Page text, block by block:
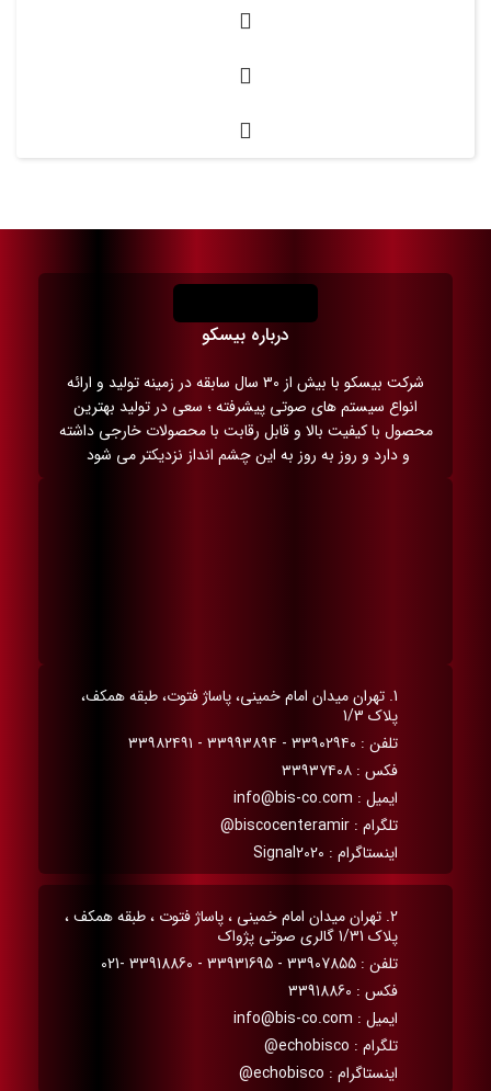
درباره بیسکو
شرکت بیسکو با بیش از 30 سال سابقه در زمینه تولید و ارائه
انواع سیستم های صوتی پیشرفته ؛ سعی در تولید بهترین
محصول با کیفیت بالا و قابل رقابت با محصولات خارجی داشته
و دارد و روز به روز به این چشم انداز نزدیکتر می شود
1. تهران میدان امام خمینی، پاساژ فتوت، طبقه همکف،
پلاک 1/3
تلفن : ۳۳۹۰۲۹۴۰ - ۳۳۹۹۳۸۹۴ - ۳۳۹۸۲۴۹۱
فکس : ۳۳۹۳۷۴۰۸
ایمیل : info@bis-co.com
تلگرام : biscocenteramir@
اینستاگرام : Signal2020
2. تهران میدان امام خمینی ، پاساژ فتوت ، طبقه همکف ،
پلاک 1/31 گالری صوتی پژواک
تلفن : 33907855 - 33931695 - 33918860 -021
فکس : 33918860
ایمیل : info@bis-co.com
تلگرام : echobisco@
اینستاگرام : echobisco@